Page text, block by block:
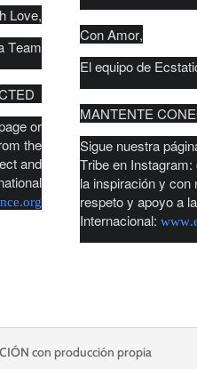
Love,
Team
or
the
and
Con Amor,
El equipo de
MANTENTE
Sigue nuestra
Tribe en
la inspiración y con
respeto y apoyo a
Internacional:
con producción propia